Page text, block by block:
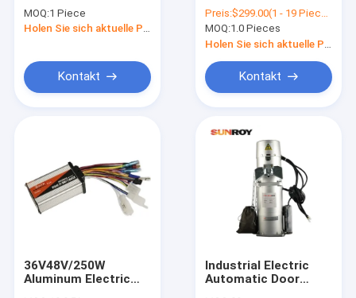
Three Wheel
Motorcycle Engine
Electric / Magneto
Ignition Manual
Clutch Foot Start
MOQ:1 Piece
Holen Sie sich aktuelle Preis
Kontakt
80km/h Extra Type
Preis:$299.00(1 - 19 Pieces) $259.00(20 - 99 Pieces) $229.00(>=100 Pieces)
MOQ:1.0 Pieces
Kontakt
36V48V/250W
Aluminum Electric
Industrial Electric
Automatic Door